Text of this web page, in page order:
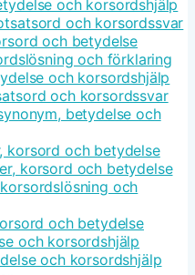
och korsordshjälp
och korsordssvar
och betydelse
och förklaring
och korsordshjälp
och korsordssvar
betydelse och
korsord och betydelse
korsord och betydelse
och
och betydelse
och korsordshjälp
och korsordshjälp